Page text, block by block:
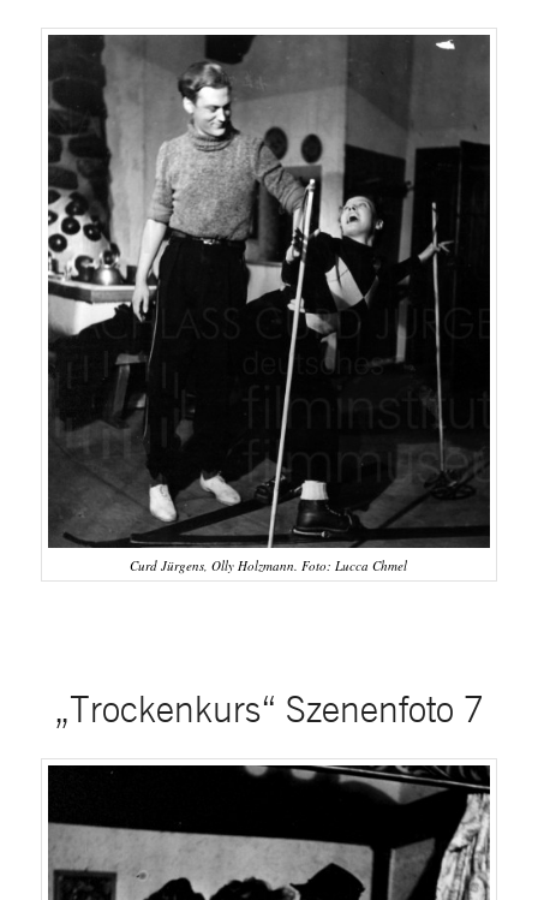
Curd Jürgens, Olly Holzmann. Foto: Lucca Chmel
„Trockenkurs“ Szenenfoto 7